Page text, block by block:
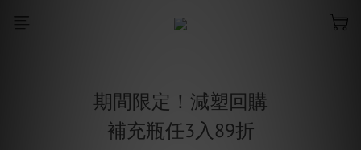
期間限定！減塑回購
補充瓶任3入89折